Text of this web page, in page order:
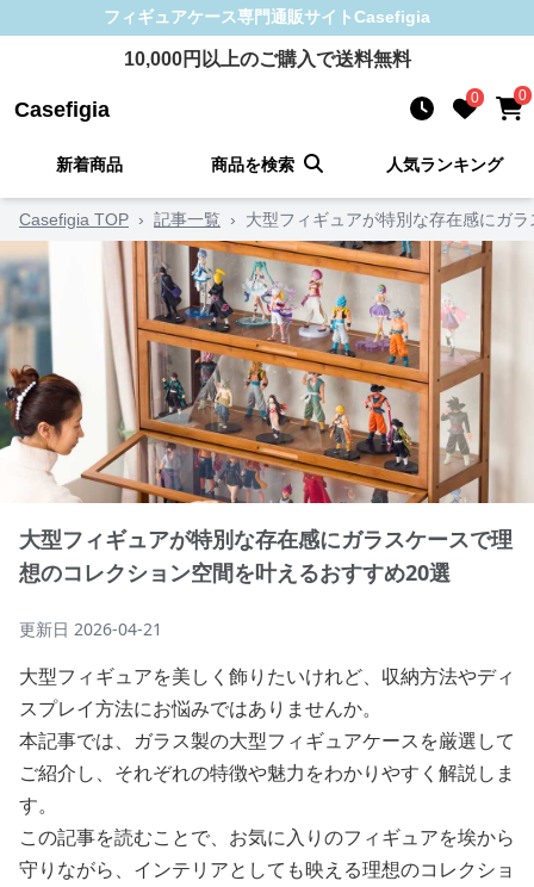
フィギュアケース専門通販サイトCasefigia
10,000円以上のご購入で送料無料
Casefigia 0 0
新着商品 商品を検索 人気ランキング
Casefigia TOP › 記事一覧 › 大型フィギュアが特別な存在感にガ
大型フィギュアが特別な存在感にガラスケースで理
想のコレクション空間を叶えるおすすめ20選
更新日 2026-04-21
大型フィギュアを美しく飾りたいけれど、収納方法やディ
スプレイ方法にお悩みではありませんか。
本記事では、ガラス製の大型フィギュアケースを厳選して
ご紹介し、それぞれの特徴や魅力をわかりやすく解説しま
す。
この記事を読むことで、お気に入りのフィギュアを埃から
守りながら、インテリアとしても映える理想のコレクショ